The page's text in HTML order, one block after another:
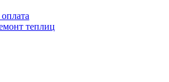
теплиц